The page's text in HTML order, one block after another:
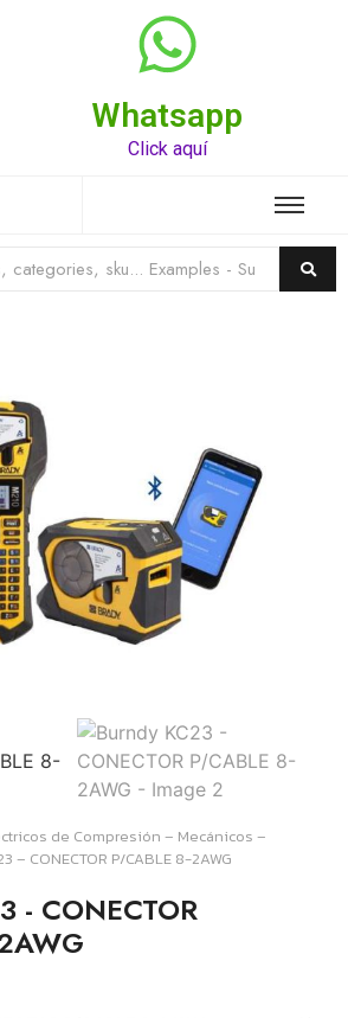
Whatsapp
Click aquí
253/353-G – PUNTA
INT 35KV 2/0-350 MCM
SKU HVT-Z-253/353-G
este producto en Jprintech…
de Compresión – Mecánicos –
– CONECTOR P/CABLE 8-2AWG
- CONECTOR